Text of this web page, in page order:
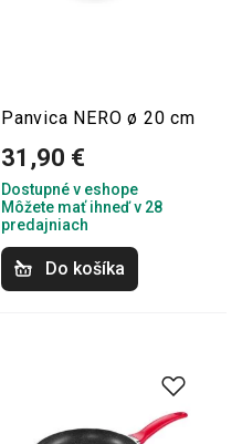
Panvica NERO ø 20 cm
31,90 €
Dostupné v eshope
Môžete mať ihneď v 28
predajniach
Do košíka